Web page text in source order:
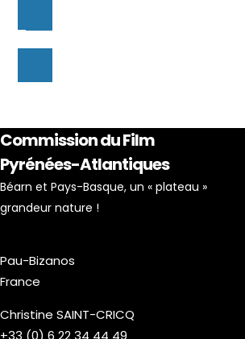
Commission du Film
Pyrénées-Atlantiques
Béarn et Pays-Basque, un « plateau »
grandeur nature !
Pau-Bizanos
France
Christine SAINT-CRICQ
+33 (0) 6 22 34 44 49